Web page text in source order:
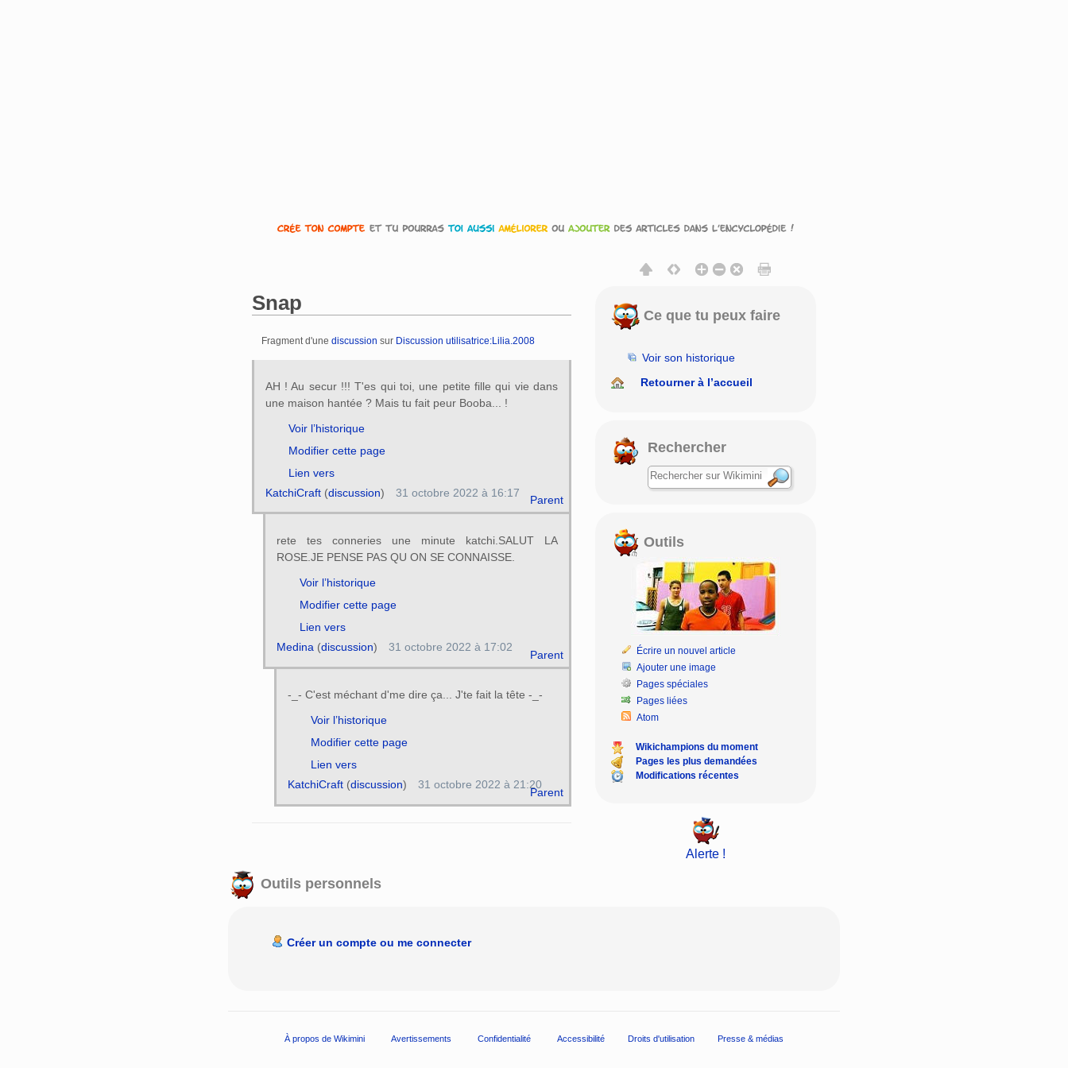
Snap
Fragment d'une discussion sur Discussion utilisatrice:Lilia.2008
AH ! Au secur !!! T'es qui toi, une petite fille qui vie dans
une maison hantée ? Mais tu fait peur Booba... !
Parent
Voir l’historique
Modifier cette page
Lien vers
KatchiCraft(discussion) 31 octobre 2022 à 16:17
rete tes conneries une minute katchi.SALUT LA
ROSE.JE PENSE PAS QU ON SE CONNAISSE.
Parent
Voir l’historique
Modifier cette page
Lien vers
Medina (discussion) 31 octobre 2022 à 17:02
-_- C'est méchant d'me dire ça... J'te fait la tête -_-
Parent
Voir l’historique
Modifier cette page
Lien vers
KatchiCraft(discussion) 31 octobre 2022 à 21:20
Ce que tu peux faire
Voir son historique
Retourner à l’accueil
Rechercher
Outils
Écrire un nouvel article
Ajouter une image
Pages spéciales
Pages liées
Atom
Wikichampions du moment
Pages les plus demandées
Modifications récentes
Alerte !
Outils personnels
Créer un compte ou me connecter
À propos de Wikimini Avertissements Confidentialité Accessibilité Droits d'utilisation Presse & médias